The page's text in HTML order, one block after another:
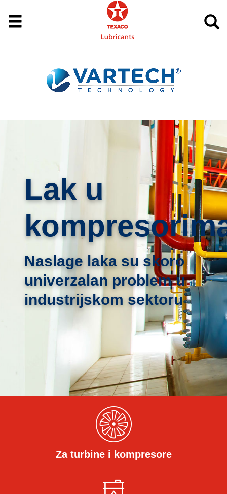
Lak u
Naslage laka su skoro
univerzalan problem u
industrijskom sektoru
Za turbine i kompresore